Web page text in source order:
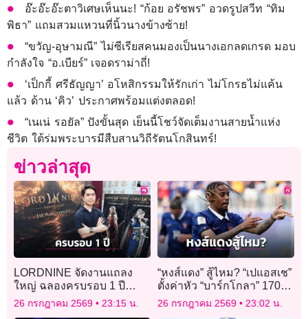
อ๊ะอ๊ะอ๊ะตาวิเศษเห็นนะ! “ก้อย อรัชพร” อวดรูปสวีท “ทิม
พิธา” แถมสวมแหวนที่นิ้วนางข้างซ้าย!
“ขวัญ-อุษามณี” ไม่ซีเรียสคนมองเป็นนางเอกลดเกรด มอบ
กำลังใจ “อ.เบียร์” เจอดราม่าถี่!
‘เป็กกี้ ศรีธัญญา’ อโหสิกรรมให้รักเก่า ไม่โกรธไม่แค้น
แล้ว ด้าน ‘คิว’ ประกาศพร้อมแต่งตลอด!
“เนเน่ รอยัล” ปังขั้นสุด เย็นนี้โชว์จัดเต็มงานสายน้ำแห่ง
ชีวิต ใต้ร่มพระบารมีสืบสานวิถีรัตนโกสินทร์!
ข่าวล่าสุด
LORDNINE จัดงานแถลง
ใหญ่ ฉลองครบรอบ 1 ปี
พร้อมเปิดตัวเซิร์ฟฯ ใหม่
“Helena”
26 กรกฎาคม 2569 23:15 น.
“หงส์แดง” สู้ไหม? “เปแอสเช”
ตั้งค่าหัว “บาร์กโกลา” 170
ล้านยูโร
26 กรกฎาคม 2569 23:02 น.